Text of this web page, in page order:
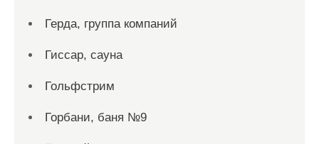
Герда, группа компаний
Гиссар, сауна
Гольфстрим
Горбани, баня №9